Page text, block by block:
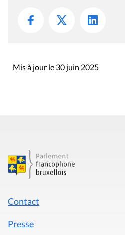
Mis à jour le 30 juin 2025
Contact
Presse